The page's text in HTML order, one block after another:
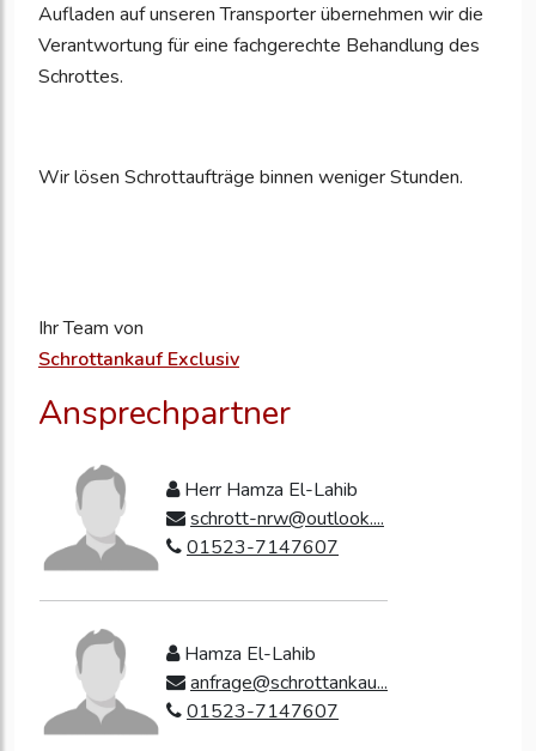
Aufladen auf unseren Transporter übernehmen wir die
Verantwortung für eine fachgerechte Behandlung des
Schrottes.
Wir lösen Schrottaufträge binnen weniger Stunden.
Ihr Team von
Schrottankauf Exclusiv
Ansprechpartner
Herr Hamza El-Lahib
schrott-nrw@outlook....
01523-7147607
Hamza El-Lahib
anfrage@schrottankau...
01523-7147607